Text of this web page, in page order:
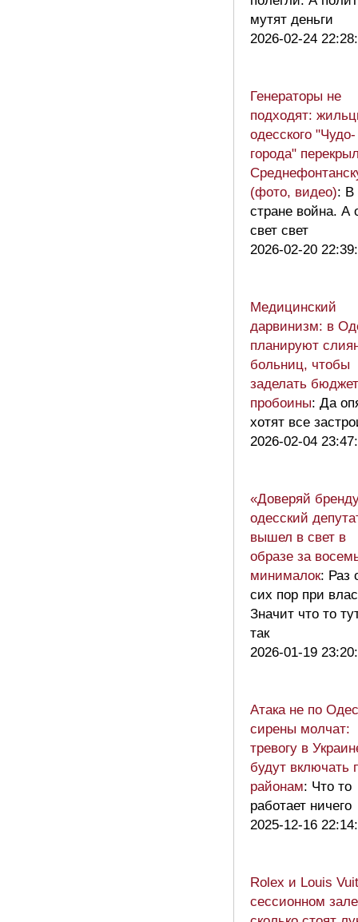
мутят деньги
2026-02-24
Генераторы не
подходят:
одесского "Чудо-
города"
(фото, видео): В
стране война. А
свет свет
2026-02-20
Медицинский
дарвинизм: в
планируют
больниц, чтобы
заделать
пробоины: Да
хотят все
2026-02-04
«Доверяй
одесский
вышел в свет в
образе за
минималок: Раз
сих пор при
Значит что то
так
2026-01-19
Атака не по
сирены молчат:
тревогу в
будут включать
районам: Что то
работает ничего
2025-12-16
Rolex и Louis
сессионном